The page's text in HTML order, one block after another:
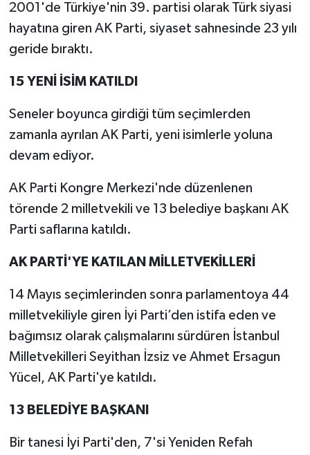
2001'de Türkiye'nin 39. partisi olarak Türk siyasi
hayatına giren AK Parti, siyaset sahnesinde 23 yılı
geride bıraktı.
15 YENİ İSİM KATILDI
Seneler boyunca girdiği tüm seçimlerden
zamanla ayrılan AK Parti, yeni isimlerle yoluna
devam ediyor.
AK Parti Kongre Merkezi'nde düzenlenen
törende 2 milletvekili ve 13 belediye başkanı AK
Parti saflarına katıldı.
AK PARTİ'YE KATILAN MİLLETVEKİLLERİ
14 Mayıs seçimlerinden sonra parlamentoya 44
milletvekiliyle giren İyi Parti’den istifa eden ve
bağımsız olarak çalışmalarını sürdüren İstanbul
Milletvekilleri Seyithan İzsiz ve Ahmet Ersagun
Yücel, AK Parti'ye katıldı.
13 BELEDİYE BAŞKANI
Bir tanesi İyi Parti'den, 7'si Yeniden Refah